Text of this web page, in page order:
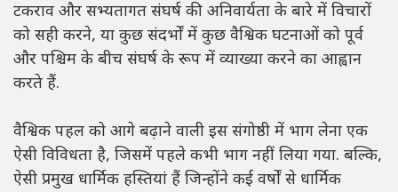
टकराव और सभ्यतागत संघर्ष की अनिवार्यता के बारे में विचारों
को सही करने, या कुछ संदर्भों में कुछ वैश्विक घटनाओं को पूर्व
और पश्चिम के बीच संघर्ष के रूप में व्याख्या करने का आह्वान
करते हैं.
वैश्विक पहल को आगे बढ़ाने वाली इस संगोष्ठी में भाग लेना एक
ऐसी विविधता है, जिसमें पहले कभी भाग नहीं लिया गया. बल्कि,
ऐसी प्रमुख धार्मिक हस्तियां हैं जिन्होंने कई वर्षों से धार्मिक